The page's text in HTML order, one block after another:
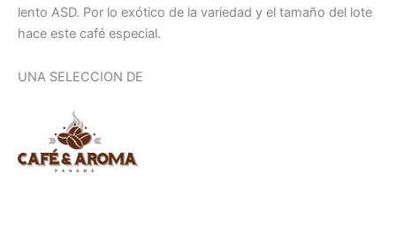
lento ASD. Por lo exótico de la variedad y el tamaño del lote
hace este café especial.
UNA SELECCION DE